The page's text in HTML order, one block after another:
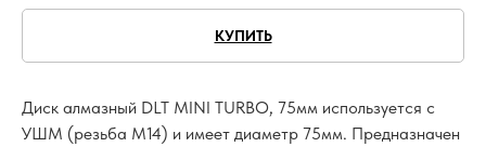
КУПИТЬ
Диск алмазный DLT MINI TURBO, 75мм используется с
УШМ (резьба М14) и имеет диаметр 75мм. Предназначен